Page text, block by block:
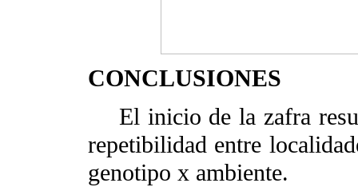
CONCLUSIONES
El inicio de la zafra
repetibilidad entre
genotipo x ambiente.